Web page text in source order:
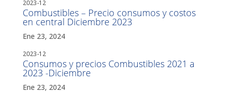
2023-12
Combustibles – Precio consumos y costos
en central Diciembre 2023
Ene 23, 2024
2023-12
Consumos y precios Combustibles 2021 a
2023 -Diciembre
Ene 23, 2024